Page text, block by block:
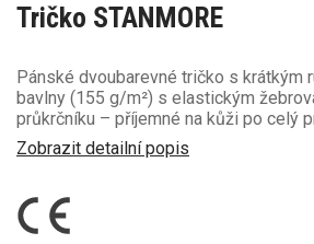
Tričko STANMORE
Pánské dvoubarevné tričko s krátkým
bavlny (155 g/m²) s elastickým
průkrčníku – příjemné na kůži po celý
Zobrazit detailní popis